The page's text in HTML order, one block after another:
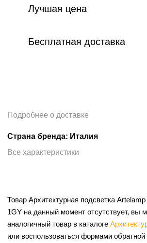
Лучшая цена
Бесплатная доставка
Подробнее о доставке
Страна бренда: Италия
Все характеристики
Товар Архитектурная подсветка
1GY на данный момент отсутствует, вы
аналогичный товар в каталоге
или воспользоваться формами обратной